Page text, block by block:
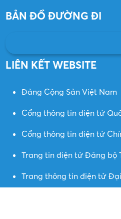
BẢN ĐỒ ĐƯỜNG ĐI
LIÊN KẾT WEBSITE
Đảng Cộng Sản Việt Nam
Cổng thông tin điện tử
Cổng thông tin điện tử
Trang tin điện tử Đảng bộ
Trang thông tin điện tử